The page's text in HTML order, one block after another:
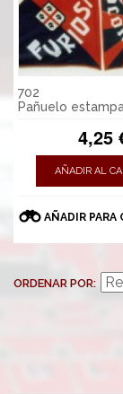
702
Pañuelo
4,25
AÑADIR AL
AÑADIR PARA
ORDENAR POR